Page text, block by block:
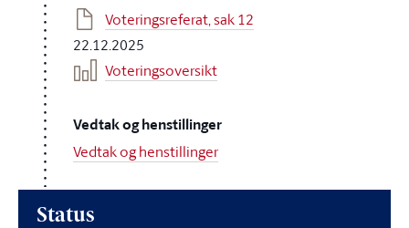
Voteringsreferat, sak 12
22.12.2025
Voteringsoversikt
Vedtak og henstillinger
Vedtak og henstillinger
Status